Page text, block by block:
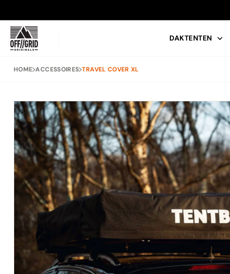
DAKTENTEN
POPULAIRE ZOEKOPDRACHTEN
TENTBOX LITE XL DAKTENT DAKDRAGER
openen
HOME ACCESSOIRES TRAVEL COVER XL